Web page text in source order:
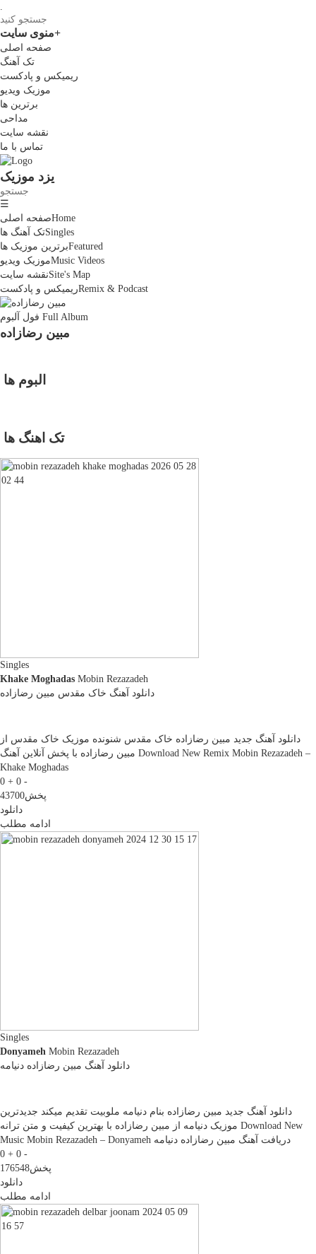
.
منوی سایت+
صفحه اصلی
تک آهنگ
ریمیکس و پادکست
موزیک ویدیو
برترین ها
مداحی
نقشه سایت
تماس با ما
یزد موزیک
☰
صفحه اصلیHome
تک آهنگ هاSingles
برترین موزیک هاFeatured
موزیک ویدیوMusic Videos
نقشه سایتSite's Map
ریمیکس و پادکستRemix & Podcast
Full Album
مبین رضازاده
البوم ها
تک اهنگ ها
Singles
Khake Moghadas Mobin Rezazadeh
دانلود آهنگ خاک مقدس مبین رضازاده
دانلود آهنگ جدید مبین رضازاده خاک مقدس شنونده موزیک خاک مقدس از
مبین رضازاده با پخش آنلاین آهنگ Download New Remix Mobin Rezazadeh –
Khake Moghadas
0 + 0 -
پخش43700
دانلود
ادامه مطلب
Singles
Donyameh Mobin Rezazadeh
دانلود آهنگ مبین رضازاده دنیامه
دانلود آهنگ جدید مبین رضازاده بنام دنیامه ملوبیت تقدیم میکند جدیدترین
موزیک دنیامه از مبین رضازاده با بهترین کیفیت و متن ترانه Download New
Music Mobin Rezazadeh – Donyameh دریافت آهنگ مبین رضازاده دنیامه
0 + 0 -
پخش176548
دانلود
ادامه مطلب